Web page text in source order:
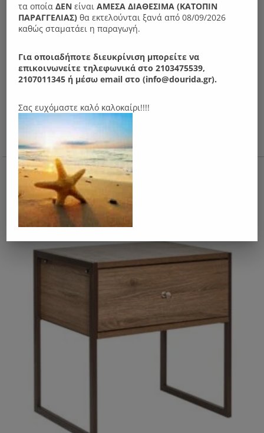
N30 Τουαλέτα μεταλλική
160.00
τα οποίαΔΕΝ είναι ΑΜΕΣΑ ΔΙΑΘΕΣΙΜΑ (ΚΑΤΟΠΙΝ
ΠΑΡΑΓΓΕΛIΑΣ) θα εκτελούνται ξανά από 08/09/2026
καθώς σταματάει η παραγωγή.
Για οποιαδήποτε διευκρίνιση μπορείτε να
επικοινωνείτε τηλεφωνικά στο 2103475539,
2107011345 ή μέσω email στο (info@dourida.gr).
Σας ευχόμαστε καλό καλοκαίρι!!!!